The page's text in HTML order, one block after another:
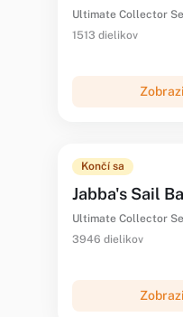
Ultimate Collector
1513 dielikov
Končí sa
Jabba's Sail
Ultimate Collector
3946 dielikov